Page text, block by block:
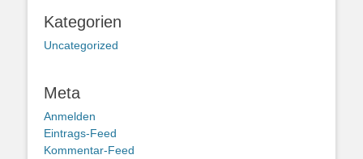
Kategorien
Uncategorized
Meta
Anmelden
Eintrags-Feed
Kommentar-Feed